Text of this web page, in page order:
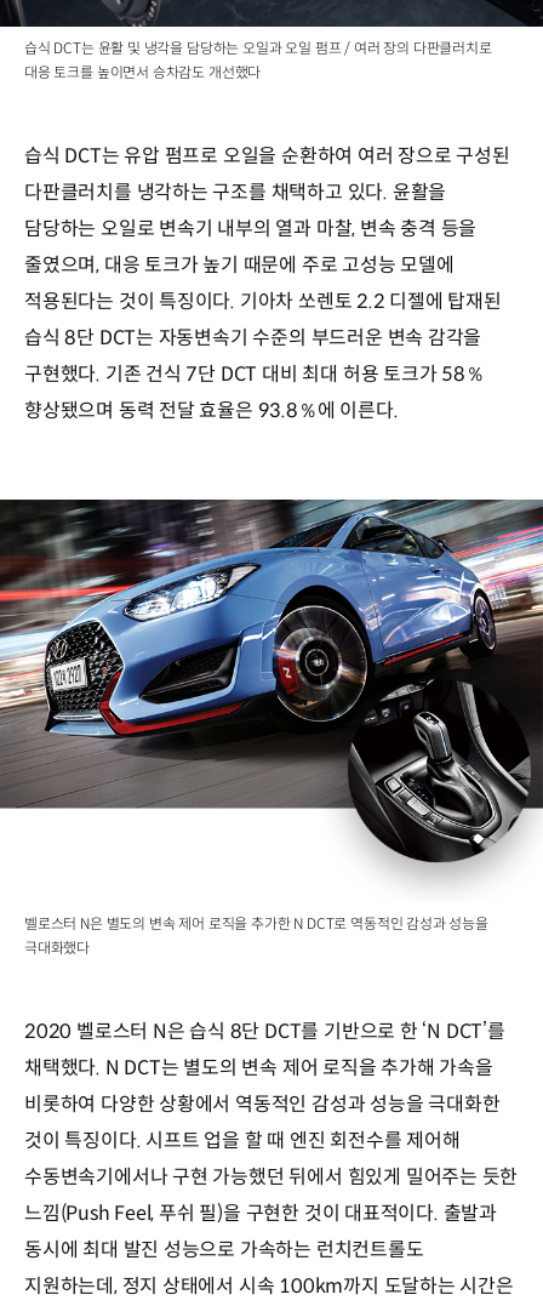
습식 DCT는 윤활 및 냉각을 담당하는 오일과 오일 펌프 / 여러 장의 다판클러치로
대응 토크를 높이면서 승차감도 개선했다
습식 DCT는 유압 펌프로 오일을 순환하여 여러 장으로 구성된
다판클러치를 냉각하는 구조를 채택하고 있다. 윤활을
담당하는 오일로 변속기 내부의 열과 마찰, 변속 충격 등을
줄였으며, 대응 토크가 높기 때문에 주로 고성능 모델에
적용된다는 것이 특징이다. 기아차 쏘렌토 2.2 디젤에 탑재된
습식 8단 DCT는 자동변속기 수준의 부드러운 변속 감각을
구현했다. 기존 건식 7단 DCT 대비 최대 허용 토크가 58％
향상됐으며 동력 전달 효율은 93.8％에 이른다.
벨로스터 N은 별도의 변속 제어 로직을 추가한 N DCT로 역동적인 감성과 성능을
극대화했다
2020 벨로스터 N은 습식 8단 DCT를 기반으로 한 ‘N DCT’를
채택했다. N DCT는 별도의 변속 제어 로직을 추가해 가속을
비롯하여 다양한 상황에서 역동적인 감성과 성능을 극대화한
것이 특징이다. 시프트 업을 할 때 엔진 회전수를 제어해
수동변속기에서나 구현 가능했던 뒤에서 힘있게 밀어주는 듯한
느낌(Push Feel, 푸쉬 필)을 구현한 것이 대표적이다. 출발과
동시에 최대 발진 성능으로 가속하는 런치컨트롤도
지원하는데, 정지 상태에서 시속 100km까지 도달하는 시간은